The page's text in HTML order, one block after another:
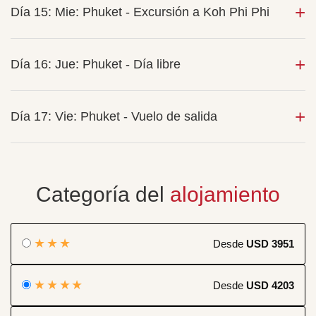
Día 15: Mie: Phuket - Excursión a Koh Phi Phi
Día 16: Jue: Phuket - Día libre
Día 17: Vie: Phuket - Vuelo de salida
Categoría del alojamiento
★★★ Desde USD 3951
★★★★ Desde USD 4203